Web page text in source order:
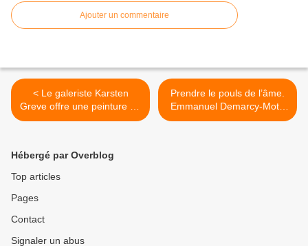
Ajouter un commentaire
< Le galeriste Karsten
Greve offre une peinture de
Pierre Soulages au musée
Prendre le pouls de l’âme.
Emmanuel Demarcy-Mota
tient parole >
Hébergé par Overblog
Top articles
Pages
Contact
Signaler un abus